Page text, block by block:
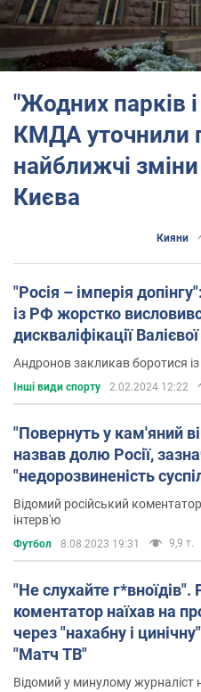
"Жодних парків
КМДА уточнили
найближчі
Києва
Кияни
"Росія – імперія
із РФ жорстко
дискваліфікації Валієвої
Андронов закликав боротися
Інші види спорту 2.02.2024 12:22
"Повернуть у кам'яний
назвав долю Росії,
"недорозвиненість
Відомий російський
інтерв'ю
Футбол 8.08.2023 19:31 9,9 т.
"Не слухайте г*вноїдів".
коментатор наїхав на
через "нахабну і
"Матч ТВ"
Відомий у минулому журналіст